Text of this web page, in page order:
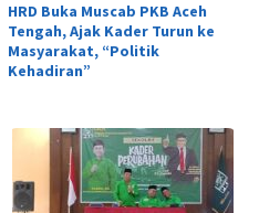
HRD Buka Muscab PKB Aceh
Tengah, Ajak Kader Turun ke
Masyarakat, “Politik
Kehadiran”